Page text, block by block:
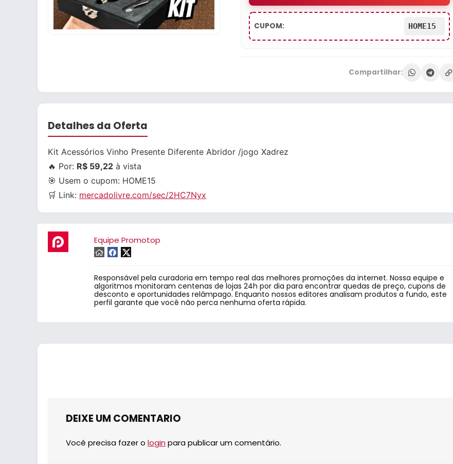
CUPOM: HOME15
Compartilhar:
Detalhes da Oferta
Kit Acessórios Vinho Presente Diferente Abridor /jogo Xadrez
🔥 Por: R$ 59,22 à vista
🎯 Usem o cupom: HOME15
🛒 Link: mercadolivre.com/sec/2HC7Nyx
Equipe Promotop
Responsável pela curadoria em tempo real das melhores promoções da internet. Nossa equipe e
algoritmos monitoram centenas de lojas 24h por dia para encontrar quedas de preço, cupons de
desconto e oportunidades relâmpago. Enquanto nossos editores analisam produtos a fundo, este
perfil garante que você não perca nenhuma oferta rápida.
DEIXE UM COMENTARIO
Você precisa fazer o login para publicar um comentário.